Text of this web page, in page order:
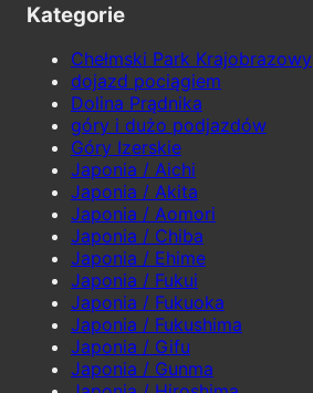
Kategorie
Chełmski Park Krajobrazowy
dojazd pociągiem
Dolina Prądnika
góry i dużo podjazdów
Góry Izerskie
Japonia / Aichi
Japonia / Akita
Japonia / Aomori
Japonia / Chiba
Japonia / Ehime
Japonia / Fukui
Japonia / Fukuoka
Japonia / Fukushima
Japonia / Gifu
Japonia / Gunma